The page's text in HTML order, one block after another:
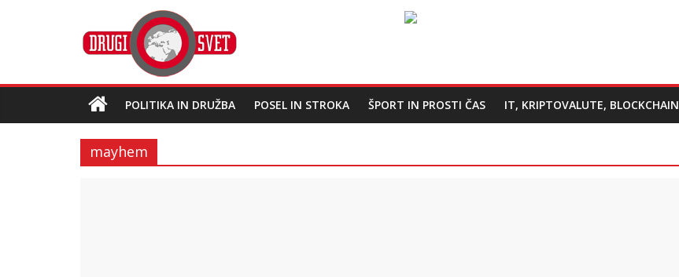
POLITIKA IN DRUŽBA POSEL IN STROKA ŠPORT IN PROSTI ČAS IT, KRIPTOVALUTE, BLOCKCHAIN
mayhem